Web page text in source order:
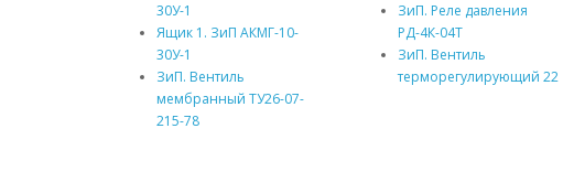
30У-1
Ящик 1. ЗиП АКМГ-10-
30У-1
ЗиП. Вентиль
мембранный ТУ26-07-
215-78
ЗиП. Реле давления
РД-4К-04Т
ЗиП. Вентиль
терморегулирующий 22